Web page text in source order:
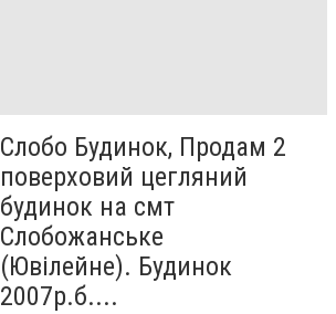
Слобо Будинок, Продам 2
поверховий цегляний
будинок на смт
Слобожанське
(Ювілейне). Будинок
2007р.б....